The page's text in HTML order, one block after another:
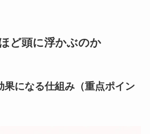
ど頭に浮かぶのか
果になる仕組み（重点ポイン